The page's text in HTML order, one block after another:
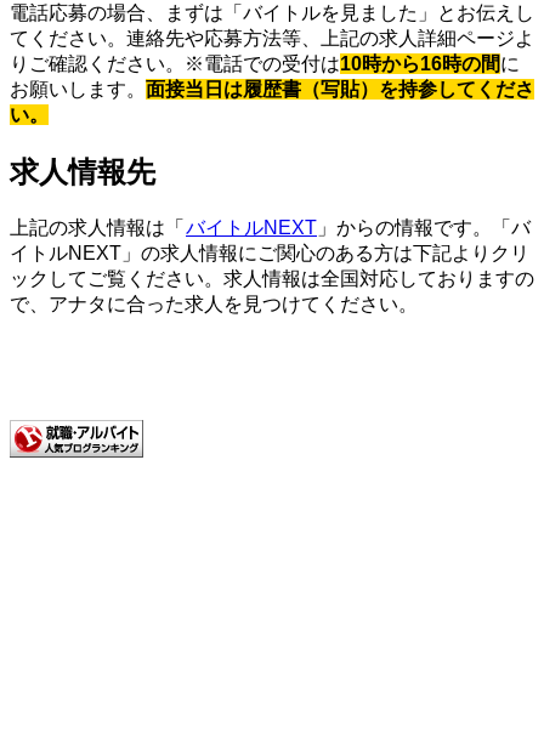
電話応募の場合、まずは「バイトルを見ました」とお伝えし
てください。連絡先や応募方法等、上記の求人詳細ページよ
りご確認ください。※電話での受付は10時から16時の間に
お願いします。 面接当日は履歴書（写貼）を持参してくださ
い。
求人情報先
上記の求人情報は「 バイトルNEXT 」からの情報です。「バ
イトルNEXT」の求人情報にご関心のある方は下記よりクリ
ックしてご覧ください。求人情報は全国対応しておりますの
で、アナタに合った求人を見つけてください。